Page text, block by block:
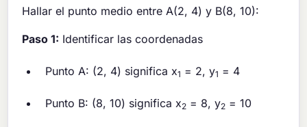
Hallar el punto medio entre A(2, 4) y B(8, 10):
Paso 1: Identificar las coordenadas
Punto A: (2, 4) significa x1 = 2, y1 = 4
Punto B: (8, 10) significa x2 = 8, y2 = 10